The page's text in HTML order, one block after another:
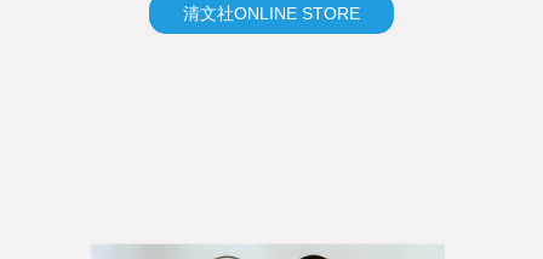
清文社ONLINE STORE